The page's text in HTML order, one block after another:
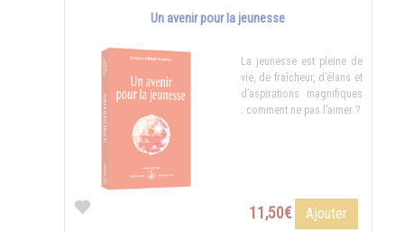
Un avenir pour la jeunesse
La jeunesse est pleine de
vie, de fraîcheur, d’élans et
d’aspirations magnifiques
: comment ne pas l’aimer ?
11,50€ Ajouter